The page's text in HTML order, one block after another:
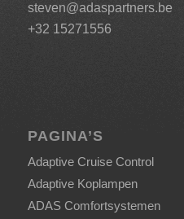
steven@adaspartners.be
+32 15271556
PAGINA’S
Adaptive Cruise Control
Adaptive Koplampen
ADAS Comfortsystemen